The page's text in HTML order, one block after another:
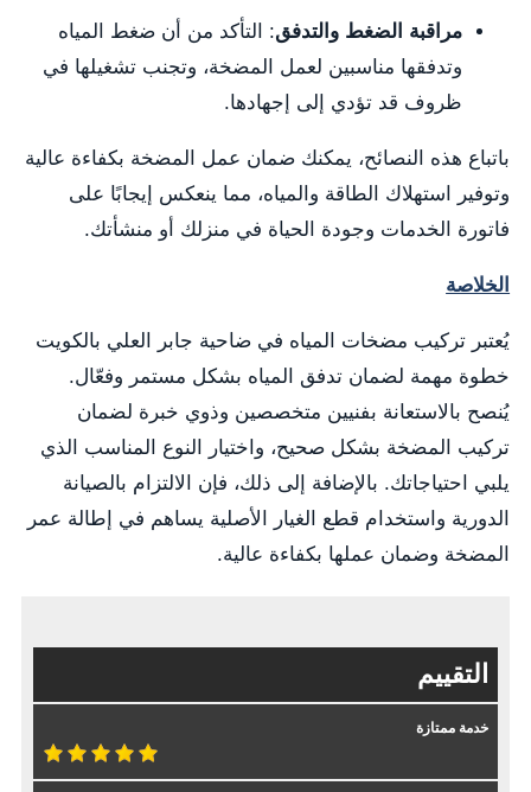
مراقبة الضغط والتدفق: التأكد من أن ضغط المياه
وتدفقها مناسبين لعمل المضخة، وتجنب تشغيلها في
ظروف قد تؤدي إلى إجهادها.
باتباع هذه النصائح، يمكنك ضمان عمل المضخة بكفاءة عالية
وتوفير استهلاك الطاقة والمياه، مما ينعكس إيجابًا على
فاتورة الخدمات وجودة الحياة في منزلك أو منشأتك.
الخلاصة
يُعتبر تركيب مضخات المياه في ضاحية جابر العلي بالكويت
خطوة مهمة لضمان تدفق المياه بشكل مستمر وفعّال.
يُنصح بالاستعانة بفنيين متخصصين وذوي خبرة لضمان
تركيب المضخة بشكل صحيح، واختيار النوع المناسب الذي
يلبي احتياجاتك. بالإضافة إلى ذلك، فإن الالتزام بالصيانة
الدورية واستخدام قطع الغيار الأصلية يساهم في إطالة عمر
المضخة وضمان عملها بكفاءة عالية.
التقييم
خدمة ممتازة